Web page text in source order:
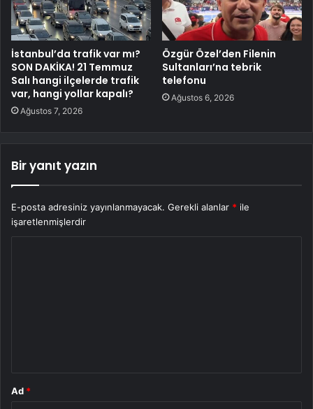
İstanbul’da trafik var mı?
SON DAKİKA! 21 Temmuz
Salı hangi ilçelerde trafik
var, hangi yollar kapalı?
Ağustos 7, 2026
Özgür Özel’den Filenin
Sultanları’na tebrik
telefonu
Ağustos 6, 2026
Bir yanıt yazın
E-posta adresiniz yayınlanmayacak. Gerekli alanlar * ile
işaretlenmişlerdir
Ad *